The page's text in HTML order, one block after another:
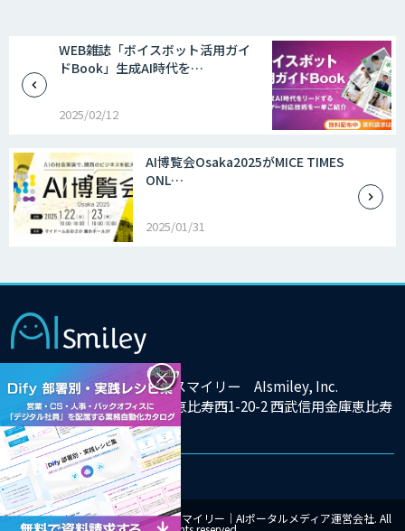
WEB雑誌「ボイスボット活用ガイ
ドBook」生成AI時代を…
2025/02/12
AI博覧会Osaka2025がMICE TIMES
ONL…
2025/01/31
株式会社アイスマイリー AIsmiley, Inc.
東京都渋谷区恵比寿西1-20-2 西武信用金庫恵比寿
ビル9F
© Copyright 2025 株式会社アイスマイリー｜AIポータルメディア運営会社. All
×